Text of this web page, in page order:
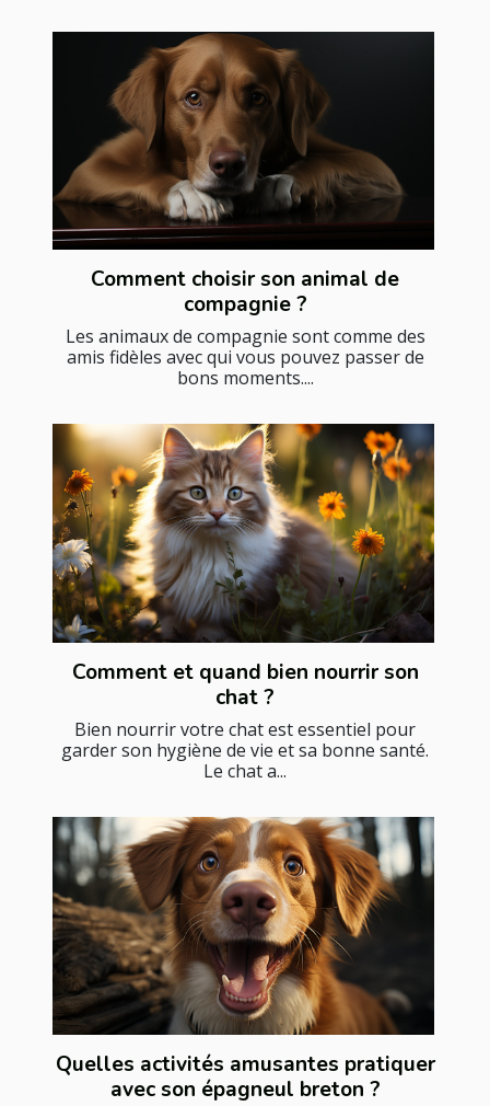
Comment choisir son animal de
compagnie ?
Les animaux de compagnie sont comme des
amis fidèles avec qui vous pouvez passer de
bons moments....
Comment et quand bien nourrir son
chat ?
Bien nourrir votre chat est essentiel pour
garder son hygiène de vie et sa bonne santé.
Le chat a...
Quelles activités amusantes pratiquer
avec son épagneul breton ?